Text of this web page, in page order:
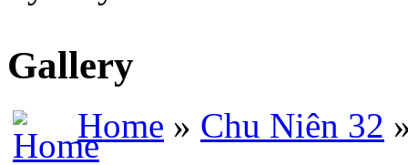
Gallery
Home » Chu Niên 32